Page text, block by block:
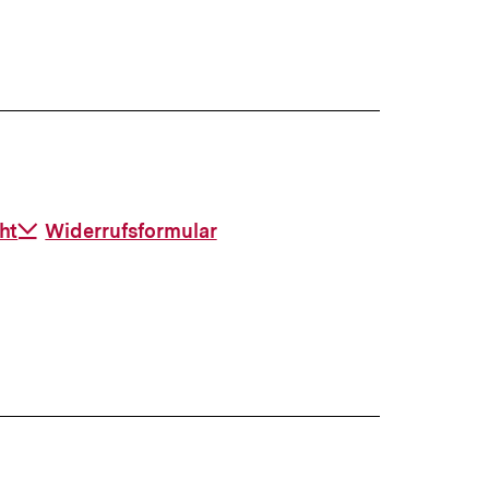
Download-
Widerrufsformular